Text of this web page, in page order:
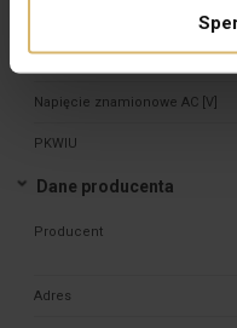
Napięcie znamionowe AC [V]
PKWIU
Dane producenta
Producent
Adres